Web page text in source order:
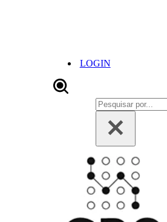
LOGIN
Pesquisar
por...